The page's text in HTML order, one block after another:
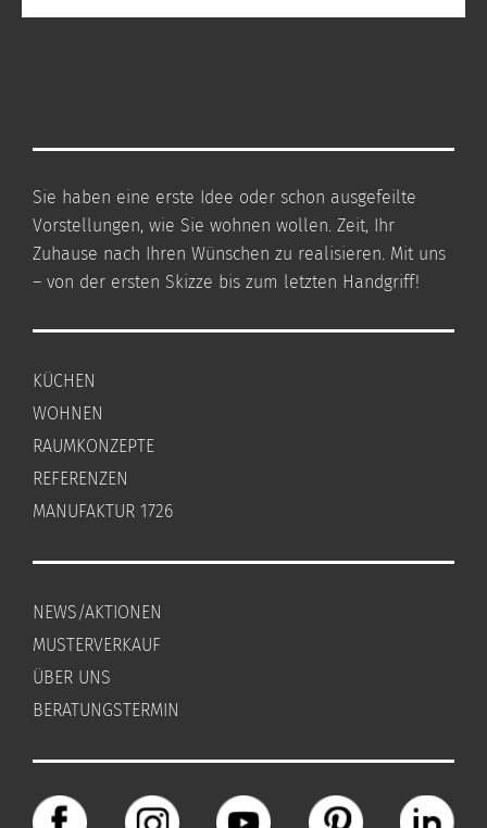
Sie haben eine erste Idee oder schon ausgefeilte
Vorstellungen, wie Sie wohnen wollen. Zeit, Ihr
Zuhause nach Ihren Wünschen zu realisieren. Mit uns
– von der ersten Skizze bis zum letzten Handgriff!
KÜCHEN
WOHNEN
RAUMKONZEPTE
REFERENZEN
MANUFAKTUR 1726
NEWS/AKTIONEN
MUSTERVERKAUF
ÜBER UNS
BERATUNGSTERMIN